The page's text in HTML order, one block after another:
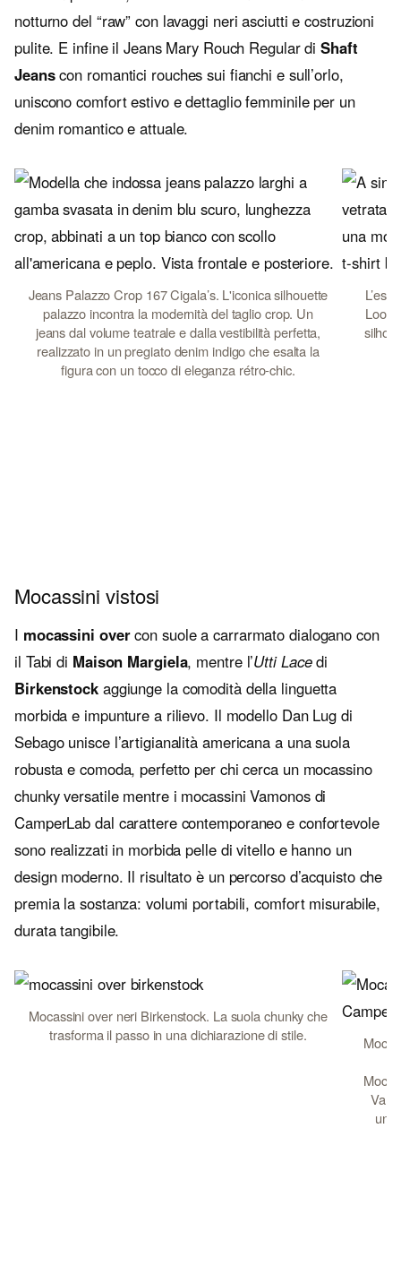
notturno del “raw” con lavaggi neri asciutti e costruzioni
pulite. E infine il Jeans Mary Rouch Regular diShaft
Jeanscon romantici rouches sui fianchi e sull’orlo,
uniscono comfort estivo e dettaglio femminile per un
denim romantico e attuale.
Jeans Palazzo Crop 167 Cigala’s. L'iconica silhouette
palazzo incontra la modernità del taglio crop. Un
jeans dal volume teatrale e dalla vestibilità perfetta,
realizzato in un pregiato denim indigo che esalta la
figura con un tocco di eleganza rétro-chic.
Mocassini vistosi
I mocassini overcon suole a carrarmato dialogano con
il Tabi di Maison Margiela, mentre l’Utti Lacedi
Birkenstockaggiunge la comodità della linguetta
morbida e impunture a rilievo. Il modello Dan Lug di
Sebago unisce l’artigianalità americana a una suola
robusta e comoda, perfetto per chi cerca un mocassino
chunky versatile mentre i mocassini Vamonos di
CamperLab dal carattere contemporaneo e confortevole
sono realizzati in morbida pelle di vitello e hanno un
design moderno. Il risultato è un percorso d’acquisto che
premia la sostanza: volumi portabili, comfort misurabile,
durata tangibile.
Mocassini over neri Birkenstock. La suola chunky che
trasforma il passo in una dichiarazione di stile.